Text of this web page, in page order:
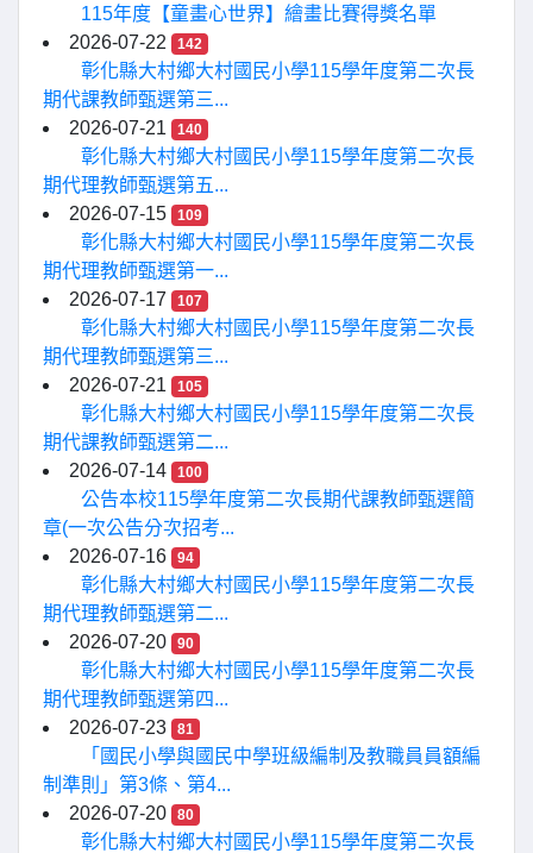
115年度【童畫心世界】繪畫比賽得獎名單
2026-07-22
142
彰化縣大村鄉大村國民小學115學年度第二次長
期代課教師甄選第三...
2026-07-21
140
彰化縣大村鄉大村國民小學115學年度第二次長
期代理教師甄選第五...
2026-07-15
109
彰化縣大村鄉大村國民小學115學年度第二次長
期代理教師甄選第一...
2026-07-17
107
彰化縣大村鄉大村國民小學115學年度第二次長
期代理教師甄選第三...
2026-07-21
105
彰化縣大村鄉大村國民小學115學年度第二次長
期代課教師甄選第二...
2026-07-14
100
公告本校115學年度第二次長期代課教師甄選簡
章(一次公告分次招考...
2026-07-16
94
彰化縣大村鄉大村國民小學115學年度第二次長
期代理教師甄選第二...
2026-07-20
90
彰化縣大村鄉大村國民小學115學年度第二次長
期代理教師甄選第四...
2026-07-23
81
「國民小學與國民中學班級編制及教職員員額編
制準則」第3條、第4...
2026-07-20
80
彰化縣大村鄉大村國民小學115學年度第二次長